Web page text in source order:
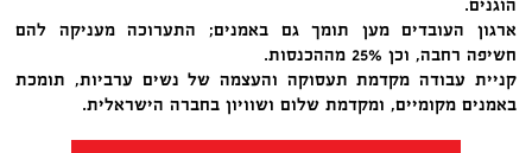
הוגנים.
ארגון העובדים מען תומך גם באמנים; התערוכה מעניקה להם
חשיפה רחבה, וכן 25% מההכנסות.
קניית עבודה מקדמת תעסוקה והעצמה של נשים ערביות, תומכת
באמנים מקומיים, ומקדמת שלום ושוויון בחברה הישראלית.